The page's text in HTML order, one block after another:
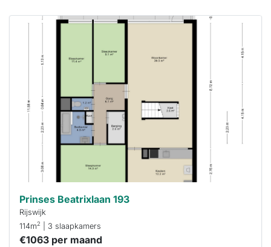
al verhuurd
Om kans te
reageren.
Stekkies helpt
Prinses Beatrixlaan 193
Rijswijk
114m2 | 3 slaapkamers
€1063 per maand